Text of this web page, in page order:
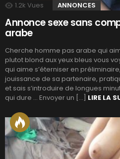
1.2k Vues ANNONCES
Annonce sexe sans
arabe
Cherche homme pas arabe qui
plutot blond aux yeux bleus vous
qui aime s’éterniser en
jouissance de sa partenaire,
et sais s’introduire de longues
qui dure … Envoyer un […] LIRE LA